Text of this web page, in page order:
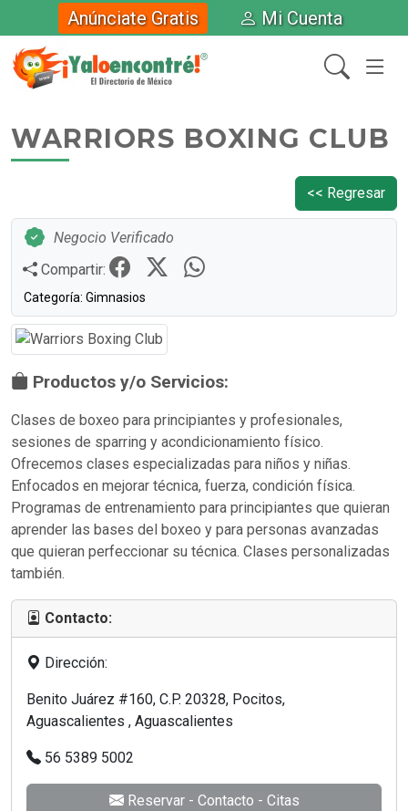
Anúnciate Gratis Mi Cuenta
WARRIORS BOXING CLUB
<< Regresar
Negocio Verificado
Compartir:
Categoría: Gimnasios
Productos y/o Servicios:
Clases de boxeo para principiantes y profesionales,
sesiones de sparring y acondicionamiento físico.
Ofrecemos clases especializadas para niños y niñas.
Enfocados en mejorar técnica, fuerza, condición física.
Programas de entrenamiento para principiantes que quieran
aprender las bases del boxeo y para personas avanzadas
que quieran perfeccionar su técnica. Clases personalizadas
también.
Contacto:
Dirección:
Benito Juárez #160, C.P. 20328, Pocitos,
Aguascalientes , Aguascalientes
56 5389 5002
Reservar - Contacto - Citas